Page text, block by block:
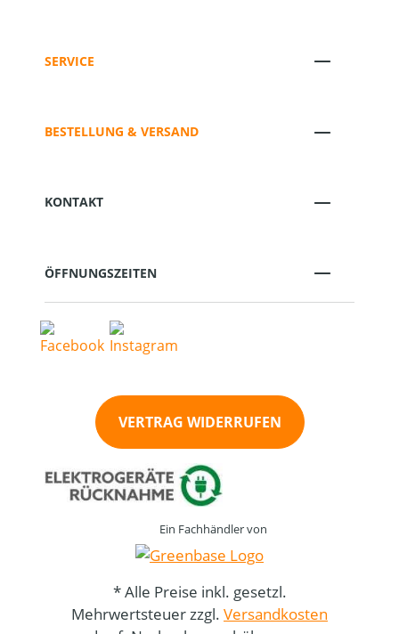
SERVICE
BESTELLUNG & VERSAND
KONTAKT
ÖFFNUNGSZEITEN
VERTRAG WIDERRUFEN
Ein Fachhändler von
* Alle Preise inkl. gesetzl.
Mehrwertsteuer zzgl. Versandkosten